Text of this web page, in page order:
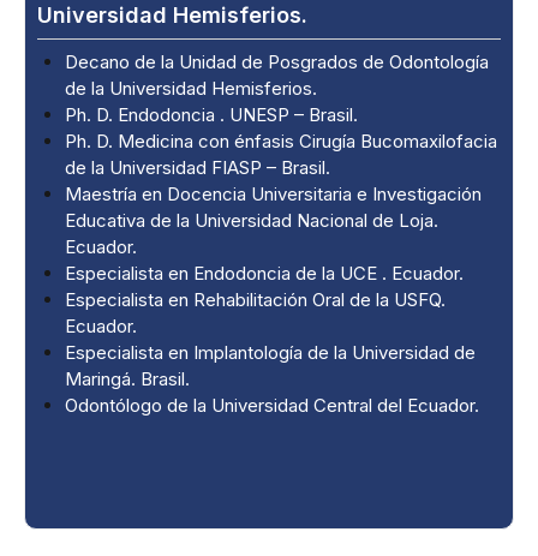
Universidad Hemisferios.
Decano de la Unidad de Posgrados de Odontología
de la Universidad Hemisferios.
Ph. D. Endodoncia . UNESP – Brasil.
Ph. D. Medicina con énfasis Cirugía Bucomaxilofacia
de la Universidad FIASP – Brasil.
Maestría en Docencia Universitaria e Investigación
Educativa de la Universidad Nacional de Loja.
Ecuador.
Especialista en Endodoncia de la UCE . Ecuador.
Especialista en Rehabilitación Oral de la USFQ.
Ecuador.
Especialista en Implantología de la Universidad de
Maringá. Brasil.
Odontólogo de la Universidad Central del Ecuador.